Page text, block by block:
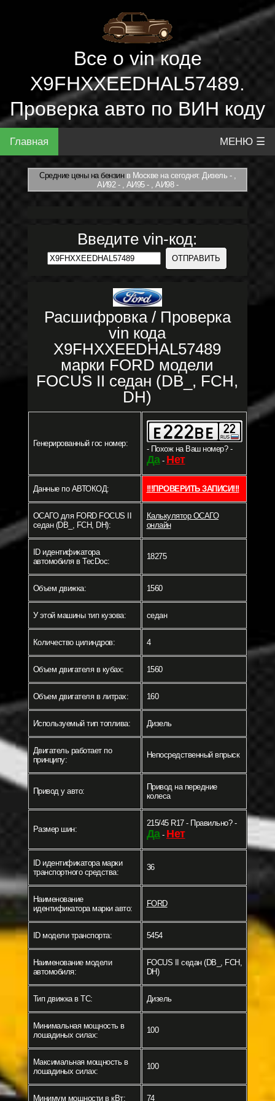
Все о vin коде
X9FHXXEEDHAL57489.
Проверка авто по ВИН коду
Главная МЕНЮ ☰
Средние цены на бензинв Москве на сегодня: Дизель - ,
АИ92 - , АИ95 - , АИ98 -
Введите vin-код:
Расшифровка / Проверка
vin кода
X9FHXXEEDHAL57489
марки FORD модели
FOCUS II седан (DB_, FCH,
DH)
Генерированный гос номер:
- Похож на Ваш номер? -
Да- Нет
Данные по АВТОКОД: !!!ПРОВЕРИТЬ ЗАПИСИ!!!
ОСАГО для FORD FOCUS II
седан (DB_, FCH, DH):
Калькулятор ОСАГО
онлайн
ID идентификатора
автомобиля в TecDoc:
18275
Объем движка: 1560
У этой машины тип кузова: седан
Количество цилиндров: 4
Объем двигателя в кубах: 1560
Объем двигателя в литрах: 160
Используемый тип топлива: Дизель
Двигатель работает по
принципу:
Непосредственный впрыск
Привод у авто:
Привод на передние
колеса
Размер шин:
215/45 R17 - Правильно? -
Да- Нет
ID идентификатора марки
транспортного средства:
36
Наименование
идентификатора марки авто:
FORD
ID модели транспорта: 5454
Наименование модели
автомобиля:
FOCUS II седан (DB_, FCH,
DH)
Тип движка в ТС: Дизель
Минимальная мощность в
лошадиных силах:
100
Максимальная мощность в
лошадиных силах:
100
Минимум мощности в кВт: 74